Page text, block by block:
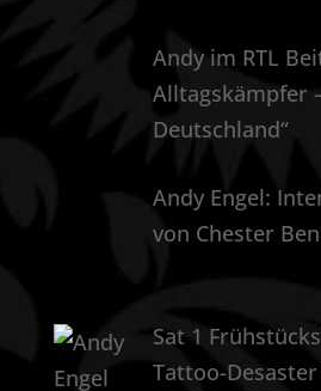
Andy im RTL
Alltagskämpfer
Deutschland“
Andy Engel:
von Chester
Sat 1
Tattoo-Desaster